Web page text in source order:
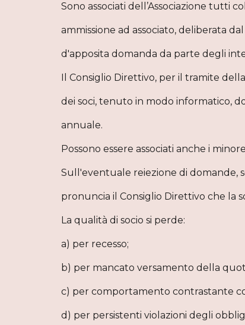
Sono associati dell’Associazione tutti
ammissione ad associato, deliberata
d'apposita domanda da parte degli
Il Consiglio Direttivo, per il tramite
dei soci, tenuto in modo informatico,
annuale.
Possono essere associati anche i
Sull'eventuale reiezione di domande,
pronuncia il Consiglio Direttivo che la
La qualità di socio si perde:
a) per recesso;
b) per mancato versamento della
c) per comportamento contrastante
d) per persistenti violazioni degli